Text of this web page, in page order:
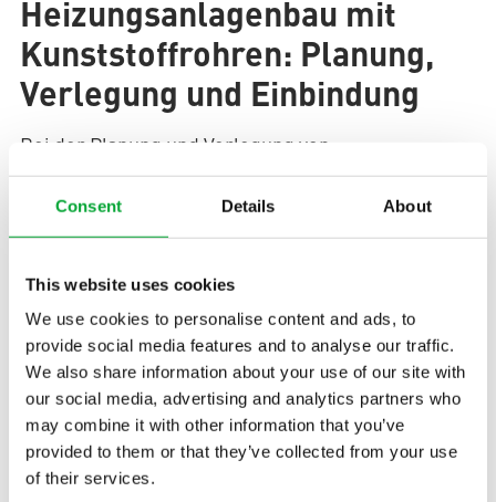
Consent Details About
This website uses cookies
We use cookies to personalise content and ads, to
provide social media features and to analyse our traffic.
We also share information about your use of our site with
our social media, advertising and analytics partners who
may combine it with other information that you’ve
provided to them or that they’ve collected from your use
of their services.
Heizungsanlagenbau mit
Kunststoffrohren: Planung,
Verlegung und Einbindung
Bei der Planung und Verlegung von
Kunststoffrohren im Heizungsanlagenbau müssen
Rohrleitungsführung, Gebäudestruktur und
Montageablauf zusammenspielen. Entscheidend
Technikräume, Schächte, Wand- und
Deckendurchführungen sowie Außenbereiche
verlaufen können. Für die Verlegung sind vor allem
diese Punkte relevant:
Gebäudetrasse: Die Leitungswege sollten
mit Lüftung, Sanitär, Elektro, Dämmung und